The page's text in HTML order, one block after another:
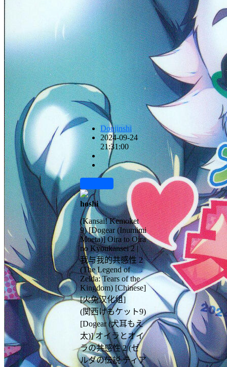
Doujinshi
2024-09-24
21:31:00
hoshi
(Kansai! Kemoket
9) [Dogear (Inumimi
Moeta)] Oira to Oira
no Kyoukansei 2 |
我与我的共感性 2
(The Legend of
Zelda: Tears of the
Kingdom) [Chinese]
[火兔汉化组]
(関西けもケット9)
[Dogear (犬耳もえ
太)] オイラとオイ
ラの共感性 2 (ゼ
ルダの伝説 ティア